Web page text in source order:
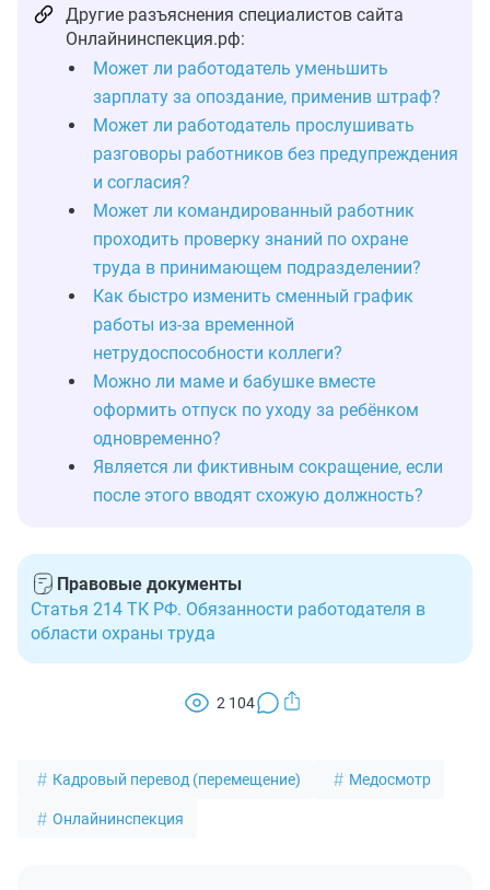
Другие разъяснения специалистов сайта
Онлайнинспекция.рф:
Может ли работодатель уменьшить
зарплату за опоздание, применив штраф?
Может ли работодатель прослушивать
разговоры работников без предупреждения
и согласия?
Может ли командированный работник
проходить проверку знаний по охране
труда в принимающем подразделении?
Как быстро изменить сменный график
работы из‑за временной
нетрудоспособности коллеги?
Можно ли маме и бабушке вместе
оформить отпуск по уходу за ребёнком
одновременно?
Является ли фиктивным сокращение, если
после этого вводят схожую должность?
Правовые документы
Статья 214 ТК РФ. Обязанности работодателя в
области охраны труда
2 104
Кадровый перевод (перемещение) Медосмотр
Онлайнинспекция